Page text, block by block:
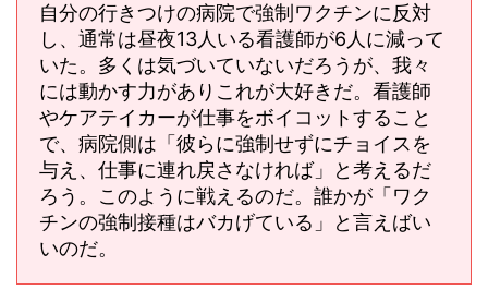
自分の行きつけの病院で強制ワクチンに反対
し、通常は昼夜13人いる看護師が6人に減って
いた。多くは気づいていないだろうが、我々
には動かす力がありこれが大好きだ。看護師
やケアテイカーが仕事をボイコットすること
で、病院側は「彼らに強制せずにチョイスを
与え、仕事に連れ戻さなければ」と考えるだ
ろう。このように戦えるのだ。誰かが「ワク
チンの強制接種はバカげている」と言えばい
いのだ。